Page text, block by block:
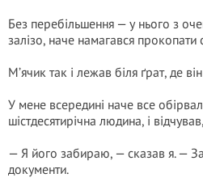
Без перебільшення — у нього з
залізо, наче намагався прокопати
М’ячик так і лежав біля ґрат, де
У мене всередині наче все
шістдесятирічна людина, і
— Я його забираю, — сказав я. —
документи.